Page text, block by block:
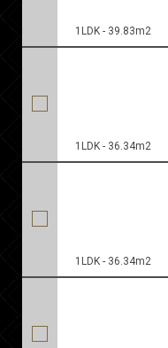
1LDK - 39.83m2
1LDK - 36.34m2
1LDK - 36.34m2